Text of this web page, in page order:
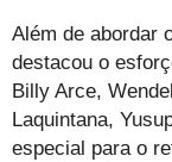
Além de abordar
destacou o
Billy Arce,
Laquintana,
especial para o